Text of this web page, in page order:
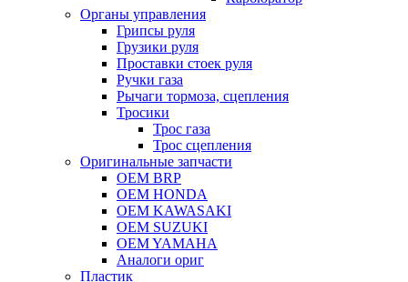
Органы управления
Грипсы руля
Грузики руля
Проставки стоек руля
Ручки газа
Рычаги тормоза, сцепления
Тросики
Трос газа
Трос сцепления
Оригинальные запчасти
OEM BRP
OEM HONDA
OEM KAWASAKI
OEM SUZUKI
OEM YAMAHA
Аналоги ориг
Пластик